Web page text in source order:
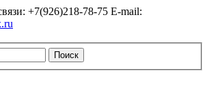
+7(926)218-78-75 E-mail: